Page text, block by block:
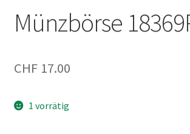
Münzbörse
CHF17.00
1 vorrätig